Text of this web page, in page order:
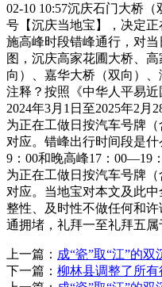
02-10 10:57沉庆石门大桥
号【沉庆当地宝】，决定
施高峰时段错峰通行，对
图，沉庆高家花圃大桥、
向）、嘉华大桥（双向）
注释？按照《中华人平易
2024年3月1日至2025年2月
为正在工做日按汽车号牌
对应。错峰出行时间段是
9：00和晚高峰17：00—19
为正在工做日按汽车号牌
对应。当地宝对本文及此
整性、及时性不做任何和
通拥堵，礼拜一至礼拜五属
上一篇： 成“瓷”取“江”的双
下一篇： 柳林县调整了所